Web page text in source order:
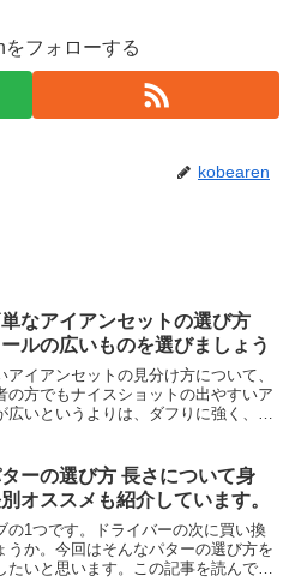
をフォローする
kobearen
なアイアンセットの選び方
ルの広いものを選びましょう
イアンセットの見分け方について、
の方でもナイスショットの出やすいア
いというよりは、ダフりに強く、
ーの選び方 長さについて身
オススメも紹介しています。
の1つです。ドライバーの次に買い換
うか。今回はそんなパターの選び方を
たいと思います。この記事を読んで役